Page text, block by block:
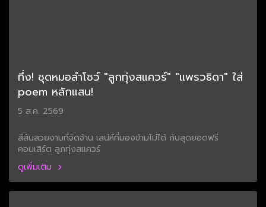
ทึ่ง! ชุดหมอลำโชว์ "ลูกทุ่งสแควร์" "แพรวธิดา" ใส่
poem หลักแสน!
5 ส.ค. 2569
สีสันสวยงามที่จัดจ้าน เสน่ห์ที่มองข้ามไม่ได้ กับสุดยอดฟรี
คอนเสิร์ต ลูกทุ่งสแควร์
ดูเพิ่มเติม